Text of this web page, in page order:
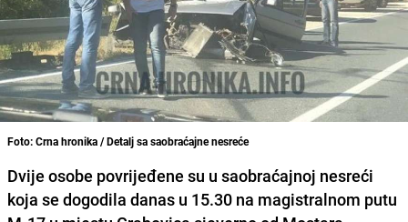
Foto: Crna hronika / Detalj sa saobraćajne nesreće
Dvije osobe povrijeđene su u saobraćajnoj nesreći
koja se dogodila danas u 15.30 na magistralnom putu